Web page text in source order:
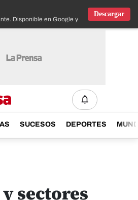
Disponible en Google y IOS
Descargar
SUCESOS DEPORTES
sectores